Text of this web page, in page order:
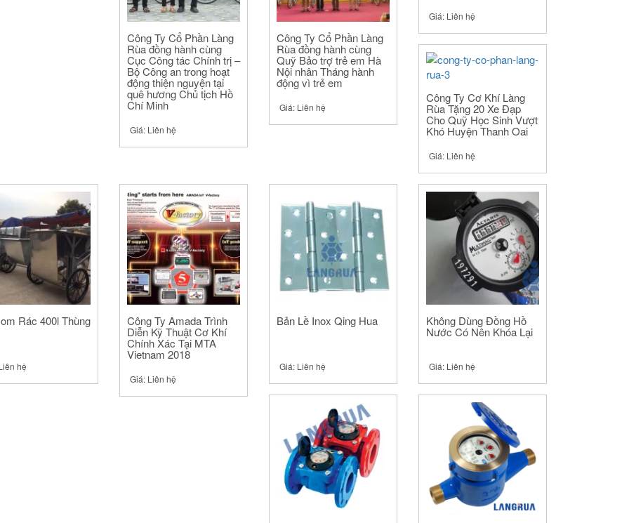
Công Ty Cổ Phần Làng
Rùa đồng hành cùng
Cục Công tác Chính trị –
Bộ Công an trong hoạt
động thiện nguyện tại
quê hương Chủ tịch Hồ
Chí Minh
Giá: Liên hệ
Công Ty Cổ Phần Làng
Rùa đồng hành cùng
Quỹ Bảo trợ trẻ em Hà
Nội nhân Tháng hành
động vì trẻ em
Giá: Liên hệ
Giá: Liên hệ
Công Ty Cơ Khí Làng
Rùa Tặng 20 Xe Đạp
Cho Quỹ Học Sinh Vượt
Khó Huyện Thanh Oai
Giá: Liên hệ
Rác 400l Thùng
hệ
Công Ty Amada Trình
Diễn Kỹ Thuật Cơ Khí
Chính Xác Tại MTA
Vietnam 2018
Giá: Liên hệ
Bản Lề Inox Qing Hua
Giá: Liên hệ
Không Dùng Đồng Hồ
Nước Có Nên Khóa Lại
Giá: Liên hệ